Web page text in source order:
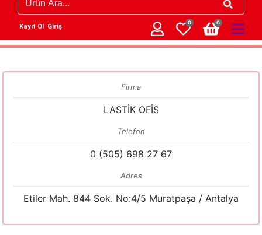
Kayıt Ol Giriş
0 0
Firma
LASTİK OFİS
Telefon
0 (505) 698 27 67
Adres
Etiler Mah. 844 Sok. No:4/5 Muratpaşa / Antalya